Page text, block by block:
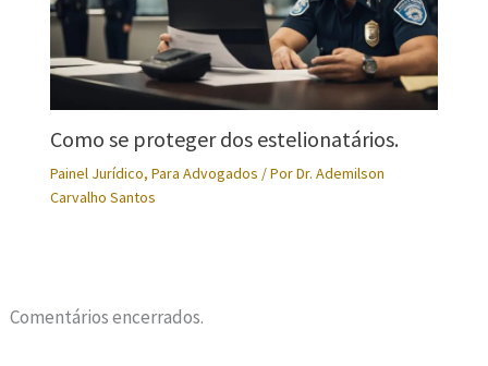
Como se proteger dos estelionatários.
Painel Jurídico, Para Advogados / PorDr. Ademilson
Carvalho Santos
Comentários encerrados.